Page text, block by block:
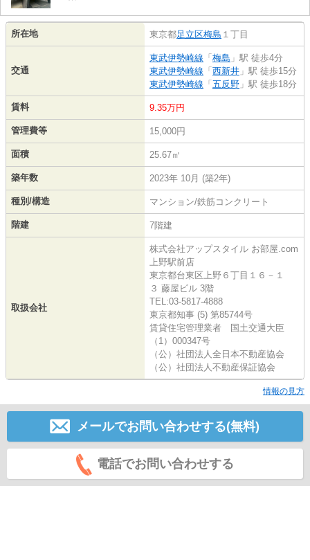
所在地 東京都足立区梅島 １丁目
交通
東武伊勢崎線 「 梅島 」駅 徒歩4分
東武伊勢崎線 「 西新井 」駅 徒歩15分
東武伊勢崎線 「 五反野 」駅 徒歩18分
賃料 9.35万円
管理費等 15,000円
面積 25.67㎡
築年数 2023年 10月 (築2年)
種別/構造 マンション/鉄筋コンクリート
階建 7階建
取扱会社
株式会社アップスタイル お部屋.com
上野駅前店
東京都台東区上野６丁目１６－１
３ 藤屋ビル 3階
TEL:03-5817-4888
東京都知事 (5) 第85744号
賃貸住宅管理業者 国土交通大臣
（1）000347号
（公）社団法人全日本不動産協会
（公）社団法人不動産保証協会
情報の見方
メールでお問い合わせする(無料)
電話でお問い合わせする